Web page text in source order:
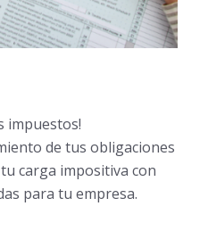
impuestos!
de tus obligaciones
carga impositiva con
para tu empresa.